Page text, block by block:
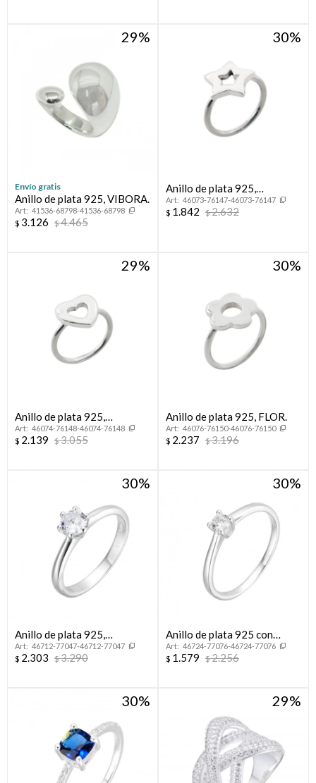
29
Envío gratis
Anillo de plata 925, VIBORA.
41536-68798-41536-68798
$ 3.126 $4.465
30
Anillo de plata 925,
ESTRELLA.
46073-76147-46073-76147
$ 1.842 $2.632
29
Anillo de plata 925,
CORAZON.
46074-76148-46074-76148
$ 2.139 $3.055
30
Anillo de plata 925, FLOR.
46076-76150-46076-76150
$ 2.237 $3.196
30
Anillo de plata 925,
CINTILLO.
46712-77047-46712-77047
$ 2.303 $3.290
30
Anillo de plata 925 con
circonia, CINTILLO.
46724-77076-46724-77076
$ 1.579 $2.256
30 29